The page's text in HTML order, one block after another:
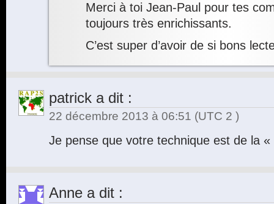
Merci à toi Jean-Paul pour tes
toujours très enrichissants.
C’est super d’avoir de si bons
patrick a dit :
22 décembre 2013 à 06:51 (UTC 2 )
Je pense que votre technique est de la
Anne a dit :